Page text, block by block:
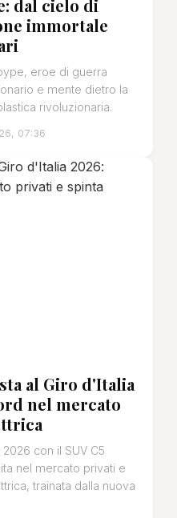
dal cielo di
immortale
eroe di guerra
e mente dietro la
rivoluzionaria.
07:36
al Giro d'Italia
nel mercato
con il SUV C5
nel mercato privati e
trainata dalla nuova